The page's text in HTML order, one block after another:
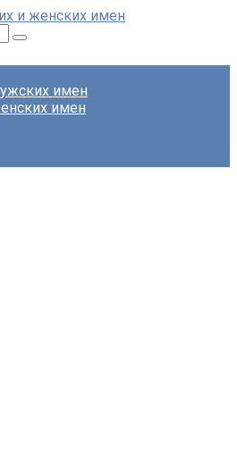
и женских имен
имен
имен